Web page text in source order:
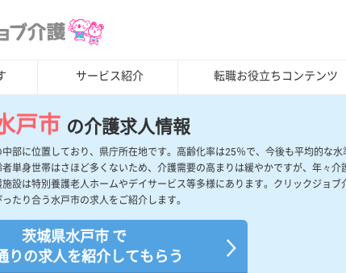
サービス紹介 転職お役立ちコンテンツ
戸市 の介護求人情報
部に位置しており、県庁所在地です。高齢化率は25％で、今後も平均的な
単身世帯はさほど多くないため、介護需要の高まりは緩やかですが、年々介
設は特別養護老人ホームやデイサービス等多様にあります。クリックジョブ
たり合う水戸市の求人をご紹介します。
茨城県水戸市 で
りの求人を紹介してもらう